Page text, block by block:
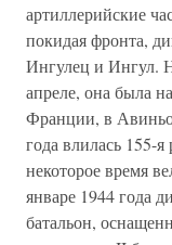
артиллерийские
покидая фронта,
Ингулец и Ингул.
апреле, она была
Франции, в
года влилась 155-я
некоторое время
январе 1944 года
батальон,